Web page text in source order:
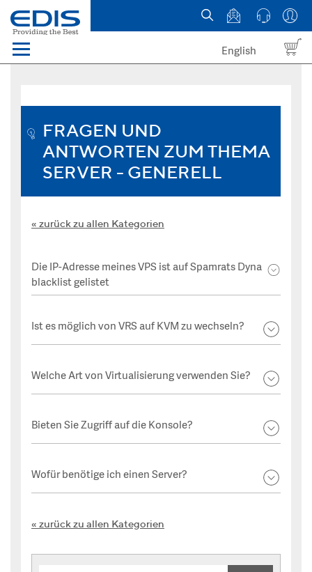
Menü
News
English
FRAGEN UND
ANTWORTEN ZUM THEMA
SERVER - GENERELL
zurück zu allen Kategorien
Die IP-Adresse meines VPS ist auf Spamrats Dyna
blacklist gelistet
Ist es möglich von VRS auf KVM zu wechseln?
Welche Art von Virtualisierung verwenden Sie?
Bieten Sie Zugriff auf die Konsole?
Wofür benötige ich einen Server?
zurück zu allen Kategorien